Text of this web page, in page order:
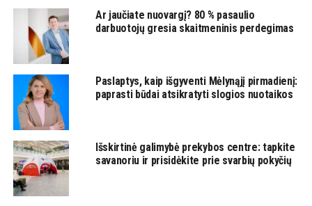
Ar jaučiate nuovargį? 80 % pasaulio
darbuotojų gresia skaitmeninis perdegimas
Paslaptys, kaip išgyventi Mėlynąjį pirmadienį:
paprasti būdai atsikratyti slogios nuotaikos
Išskirtinė galimybė prekybos centre: tapkite
savanoriu ir prisidėkite prie svarbių pokyčių